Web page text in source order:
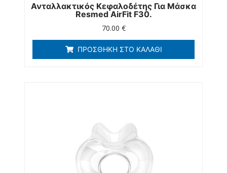
Ανταλλακτικός Κεφαλοδέτης Για Μάσκα
Resmed AirFit F30.
70.00 €
ΠΡΟΣΘΉΚΗ ΣΤΟ ΚΑΛΆΘΙ